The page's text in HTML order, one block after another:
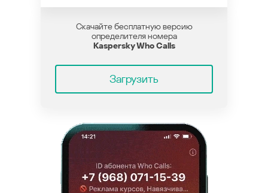
Скачайте бесплатную версию
определителя номера
Kaspersky Who Calls
Загрузить